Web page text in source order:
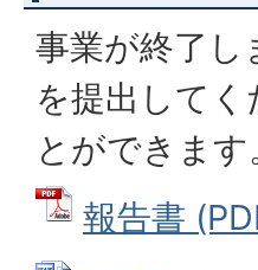
事業が終了し
を提出して
とができます
報告書